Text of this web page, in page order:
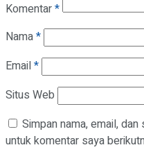
Komentar*
Nama*
Email*
Situs Web
Simpan nama, email,
untuk komentar saya